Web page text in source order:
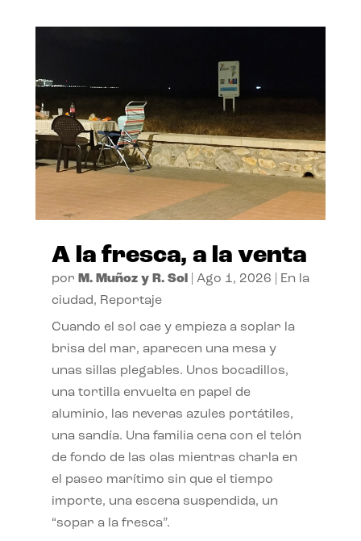
A la fresca, a la venta
por M. Muñoz y R. Sol| Ago 1, 2026
En la
ciudad, Reportaje
Cuando el sol cae y empieza a soplar la
brisa del mar, aparecen una mesa y
unas sillas plegables. Unos bocadillos,
una tortilla envuelta en papel de
aluminio, las neveras azules portátiles,
una sandía. Una familia cena con el telón
de fondo de las olas mientras charla en
el paseo marítimo sin que el tiempo
importe, una escena suspendida, un
“sopar a la fresca”.